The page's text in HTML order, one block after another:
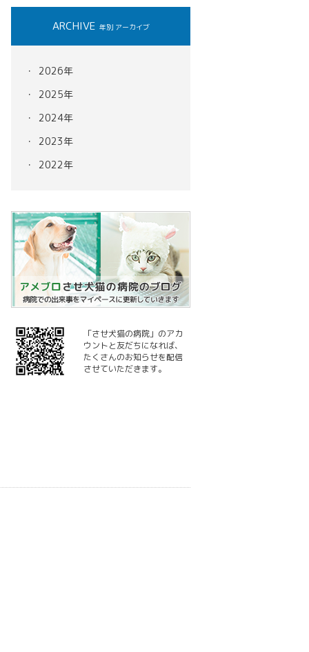
ARCHIVE 年別 アーカイブ
2026年
2025年
2024年
2023年
2022年
「させ犬猫の病院」のアカ
ウントと友だちになれば、
たくさんのお知らせを配信
させていただきます。